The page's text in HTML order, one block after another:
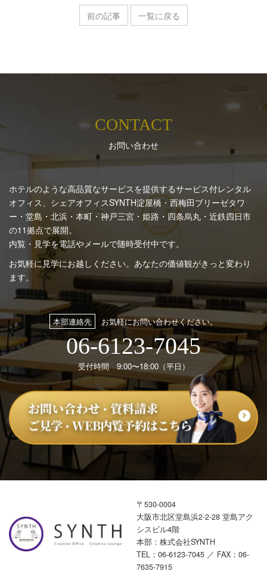
前の記事 一覧に戻る
CONTACT
お問い合わせ
ホテルのような高品質なサービスを提供するサービス付レンタル
オフィス、シェアオフィスSYNTH淀屋橋・西梅田ブリーゼタワ
ー・堂島・北浜・本町・神戸三宮・姫路・四条烏丸・近鉄四日市
の11拠点で展開。
内覧・見学を電話やメールで随時受付中です。
お気軽に見学にお越しください。あなたの価値観がきっと変わり
ます。
本部連絡先 お気軽にお問い合わせください。
06-6123-7045
受付時間 9:00〜18:00（平日）
〒530-0004
大阪市北区堂島浜2-2-28 堂島アク
シスビル4階
本部：株式会社SYNTH
TEL： 06-6123-7045 ／ FAX：06-
7635-7915